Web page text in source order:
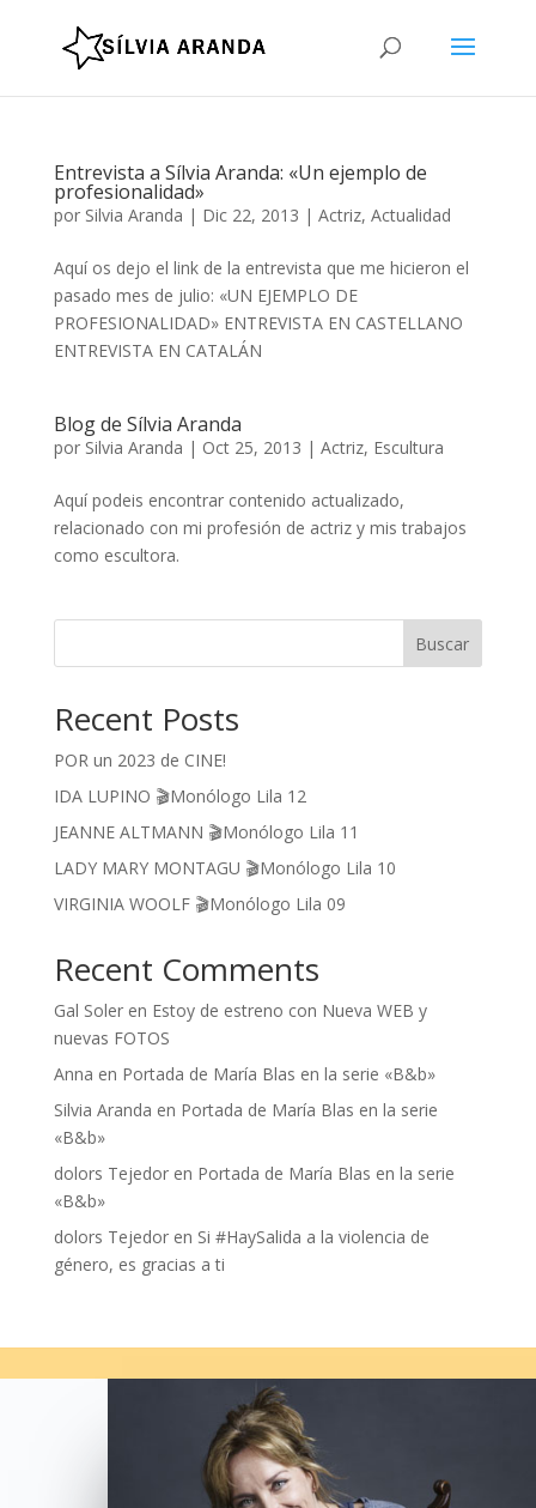
Entrevista a Sílvia Aranda: «Un ejemplo de
profesionalidad»
por Silvia Aranda | Dic 22, 2013 | Actriz, Actualidad
Aquí os dejo el link de la entrevista que me hicieron el
pasado mes de julio: «UN EJEMPLO DE
PROFESIONALIDAD» ENTREVISTA EN CASTELLANO
ENTREVISTA EN CATALÁN
Blog de Sílvia Aranda
por Silvia Aranda | Oct 25, 2013 | Actriz, Escultura
Aquí podeis encontrar contenido actualizado,
relacionado con mi profesión de actriz y mis trabajos
como escultora.
Buscar
Recent Posts
POR un 2023 de CINE!
IDA LUPINO 🎬Monólogo Lila 12
JEANNE ALTMANN 🎬Monólogo Lila 11
LADY MARY MONTAGU 🎬Monólogo Lila 10
VIRGINIA WOOLF 🎬Monólogo Lila 09
Recent Comments
Gal Soleren Estoy de estreno con Nueva WEB y
nuevas FOTOS
Anna en Portada de María Blas en la serie «B&b»
Silvia Aranda en Portada de María Blas en la serie
«B&b»
dolors Tejedoren Portada de María Blas en la serie
«B&b»
dolors Tejedoren Si #HaySalida a la violencia de
género, es gracias a ti